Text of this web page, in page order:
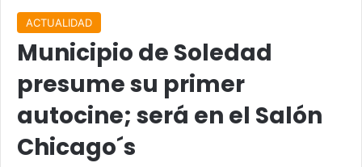
ACTUALIDAD
Municipio de Soledad
presume su primer
autocine; será en el Salón
Chicago´s